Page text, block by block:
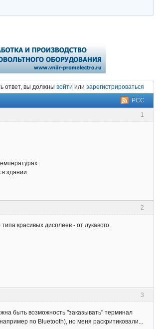
ответ, вы должны войти или зарегистрироваться
РСС
1
здании
2
красивых дисплеев - от лукавого.
3
быть возможность "заказывать" терминал
по Bluetooth), но меня раскритиковали...